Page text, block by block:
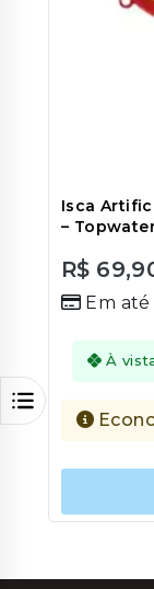
Isca
–
out
R$
Em
À